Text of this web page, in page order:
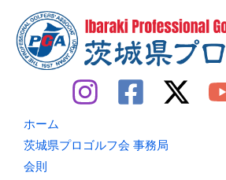
ホーム
茨城県プロゴルフ会 事務局
会則